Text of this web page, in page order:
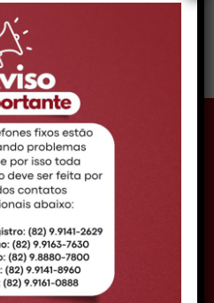
MACEIÓ
08h às 14h
Francisco Silva, 290,